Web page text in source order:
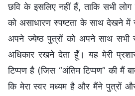
छवि के इसलिए नहीं हैं, ताकि सभी लोग
को असाधारण स्पष्टता के साथ देखने में
अपने ज्येष्ठ पुत्रों को अपने साथ सभी
अधिकार रखने देता हूँ। यह मेरी
टिप्पण है (जिस “अंतिम टिप्पण” की मैं
कि मेरा स्वर मध्यम है और मैंने पुत्रों